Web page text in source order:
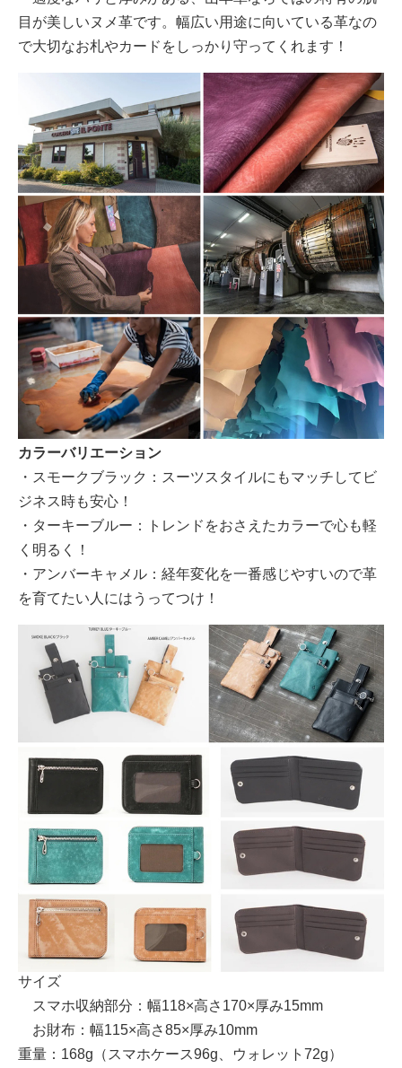
目が美しいヌメ革です。幅広い用途に向いている革なの
で大切なお札やカードをしっかり守ってくれます！
カラーバリエーション
・スモークブラック：スーツスタイルにもマッチしてビ
ジネス時も安心！
・ターキーブルー：トレンドをおさえたカラーで心も軽
く明るく！
・アンバーキャメル：経年変化を一番感じやすいので革
を育てたい人にはうってつけ！
サイズ
スマホ収納部分：幅118×高さ170×厚み15mm
お財布：幅115×高さ85×厚み10mm
重量：168g（スマホケース96g、ウォレット72g）